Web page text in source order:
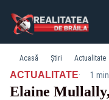
Acasă Știri Actualitate
ACTUALITATE· 1
Elaine